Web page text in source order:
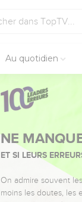
Au quotidien
NE
ET SI LEURS
On admire souvent
moins les doutes, les